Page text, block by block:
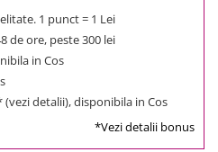
1 punct = 1 Lei
de ore, peste 300 lei
in Cos
detalii), disponibila in Cos
*Vezi detalii bonus